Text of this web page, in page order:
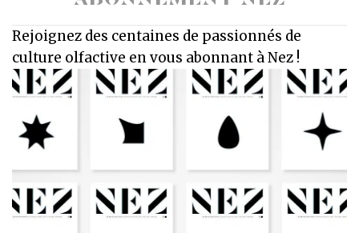
Rejoignez des centaines de passionnés de
culture olfactive en vous abonnant à Nez !